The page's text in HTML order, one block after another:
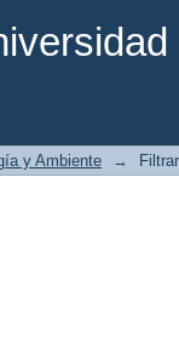
y Ambiente →